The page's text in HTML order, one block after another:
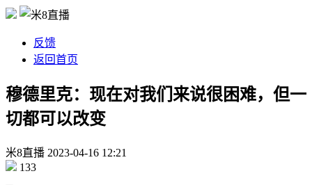
反馈
返回首页
穆德里克：现在对我们来说很困难，但一
切都可以改变
米8直播 2023-04-16 12:21
133